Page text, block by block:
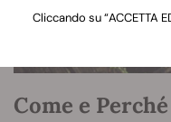
Come e
Cliccando su “ACCETTA